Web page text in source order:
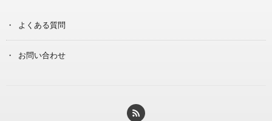
よくある質問
お問い合わせ